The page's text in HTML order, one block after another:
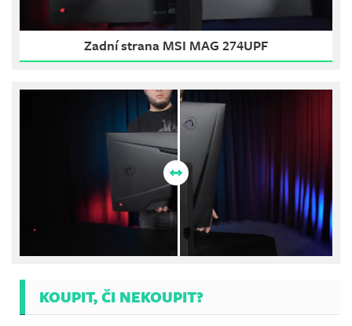
Zadní strana MSI MAG 274UPF
KOUPIT, ČI NEKOUPIT?